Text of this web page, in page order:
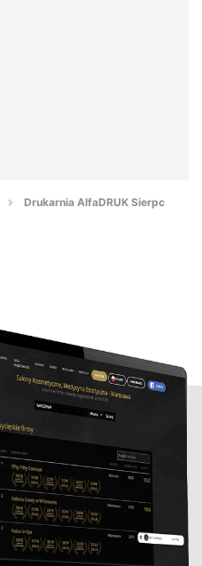
Drukarnia AlfaDRUK Sierpc